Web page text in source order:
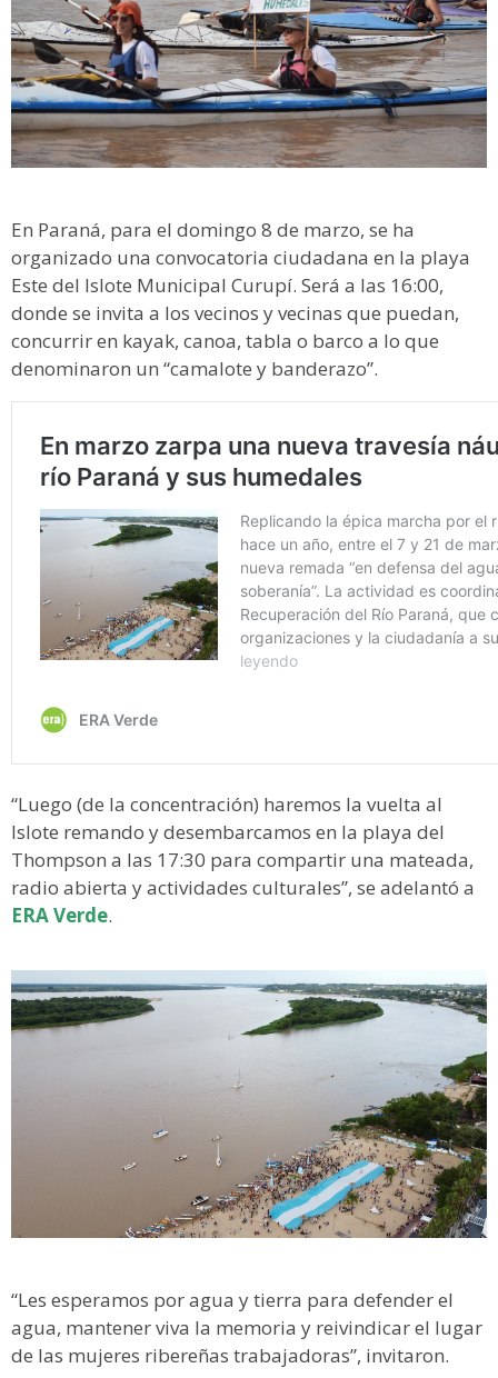
En Paraná, para el domingo 8 de marzo, se ha
organizado una convocatoria ciudadana en la playa
Este del Islote Municipal Curupí. Será a las 16:00,
donde se invita a los vecinos y vecinas que puedan,
concurrir en kayak, canoa, tabla o barco a lo que
denominaron un “camalote y banderazo”.
“Luego (de la concentración) haremos la vuelta al
Islote remando y desembarcamos en la playa del
Thompson a las 17:30 para compartir una mateada,
radio abierta y actividades culturales”, se adelantó a
ERA Verde.
“Les esperamos por agua y tierra para defender el
agua, mantener viva la memoria y reivindicar el lugar
de las mujeres ribereñas trabajadoras”, invitaron.